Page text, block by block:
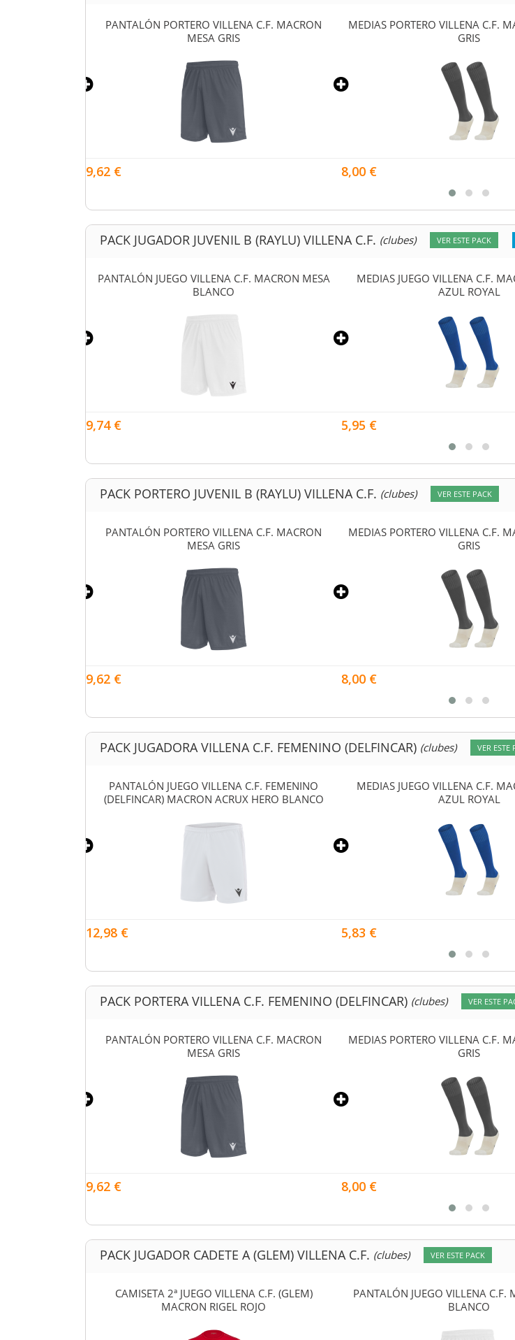
PANTALÓN PORTERO VILLENA C.F. MACRON
MESA GRIS
9,62 €
MEDIAS PORTERO VILLENA C.F.
GRIS
8,00 €
PACK JUGADOR JUVENIL B (RAYLU) VILLENA C.F. (clubes) VER ESTE PACK
PANTALÓN JUEGO VILLENA C.F. MACRON MESA
BLANCO
9,74 €
MEDIAS JUEGO VILLENA C.F.
AZUL ROYAL
5,95 €
PACK PORTERO JUVENIL B (RAYLU) VILLENA C.F. (clubes) VER ESTE PACK
PANTALÓN PORTERO VILLENA C.F. MACRON
MESA GRIS
9,62 €
MEDIAS PORTERO VILLENA C.F.
GRIS
8,00 €
PACK JUGADORA VILLENA C.F. FEMENINO (DELFINCAR) (clubes) VER ESTE
PANTALÓN JUEGO VILLENA C.F. FEMENINO
(DELFINCAR) MACRON ACRUX HERO BLANCO
12,98 €
MEDIAS JUEGO VILLENA C.F.
AZUL ROYAL
5,83 €
PACK PORTERA VILLENA C.F. FEMENINO (DELFINCAR) (clubes) VER ESTE
PANTALÓN PORTERO VILLENA C.F. MACRON
MESA GRIS
9,62 €
MEDIAS PORTERO VILLENA C.F.
GRIS
8,00 €
PACK JUGADOR CADETE A (GLEM) VILLENA C.F. (clubes) VER ESTE PACK
CAMISETA 2ª JUEGO VILLENA C.F. (GLEM)
MACRON RIGEL ROJO
PANTALÓN JUEGO VILLENA C.F.
BLANCO